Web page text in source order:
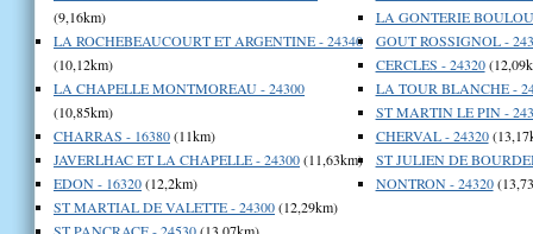
(9,16km)
LA ROCHEBEAUCOURT ET ARGENTINE - 24340
(10,12km)
LA CHAPELLE MONTMOREAU - 24300
(10,85km)
CHARRAS - 16380(11km)
JAVERLHAC ET LA CHAPELLE - 24300(11,63km)
EDON - 16320(12,2km)
ST MARTIAL DE VALETTE - 24300(12,29km)
LA GONTERIE
GOUT ROSSIGNOL -
CERCLES - 24320
LA TOUR BLANCHE -
ST MARTIN LE PIN -
CHERVAL - 24320
ST JULIEN DE
NONTRON - 24320